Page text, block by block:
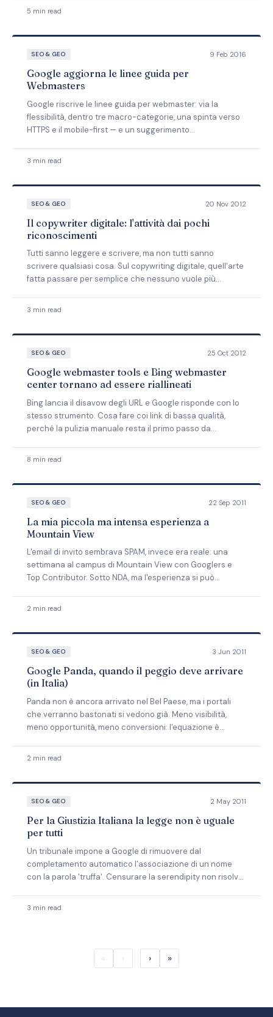
5 min read
SEO & GEO 9 Feb 2016
Google aggiorna le linee guida per
Webmasters
Google riscrive le linee guida per webmaster: via la
flessibilità, dentro tre macro-categorie, una spinta verso
HTTPS e il mobile-first — e un suggerimento
3 min read
SEO & GEO 20 Nov 2012
Il copywriter digitale: l'attività dai pochi
riconoscimenti
Tutti sanno leggere e scrivere, ma non tutti sanno
scrivere qualsiasi cosa. Sul copywriting digitale, quell'arte
fatta passare per semplice che nessuno vuole più
3 min read
SEO & GEO 25 Oct 2012
Google webmaster tools e Bing webmaster
center tornano ad essere riallineati
Bing lancia il disavow degli URL e Google risponde con lo
stesso strumento. Cosa fare coi link di bassa qualità,
perché la pulizia manuale resta il primo passo da
8 min read
SEO & GEO 22 Sep 2011
La mia piccola ma intensa esperienza a
Mountain View
L'email di invito sembrava SPAM, invece era reale: una
settimana al campus di Mountain View con Googlers e
Top Contributor. Sotto NDA, ma l'esperienza si può
2 min read
SEO & GEO 3 Jun 2011
Google Panda, quando il peggio deve arrivare
(in Italia)
Panda non è ancora arrivato nel Bel Paese, ma i portali
che verranno bastonati si vedono già. Meno visibilità,
meno opportunità, meno conversioni: l'equazione è
2 min read
SEO & GEO 2 May 2011
Per la Giustizia Italiana la legge non è uguale
per tutti
Un tribunale impone a Google di rimuovere dal
completamento automatico l'associazione di un nome
con la parola 'truffa'. Censurare la serendipity non risolve
3 min read
« ‹ › »